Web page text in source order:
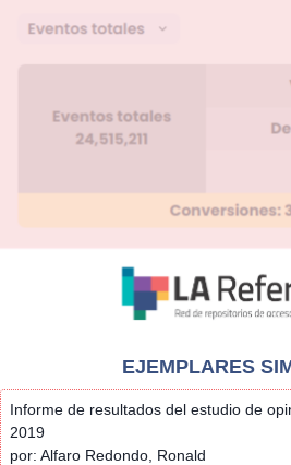
EJEMPLARES
Informe de resultados del estudio de
2019
por: Alfaro Redondo, Ronald